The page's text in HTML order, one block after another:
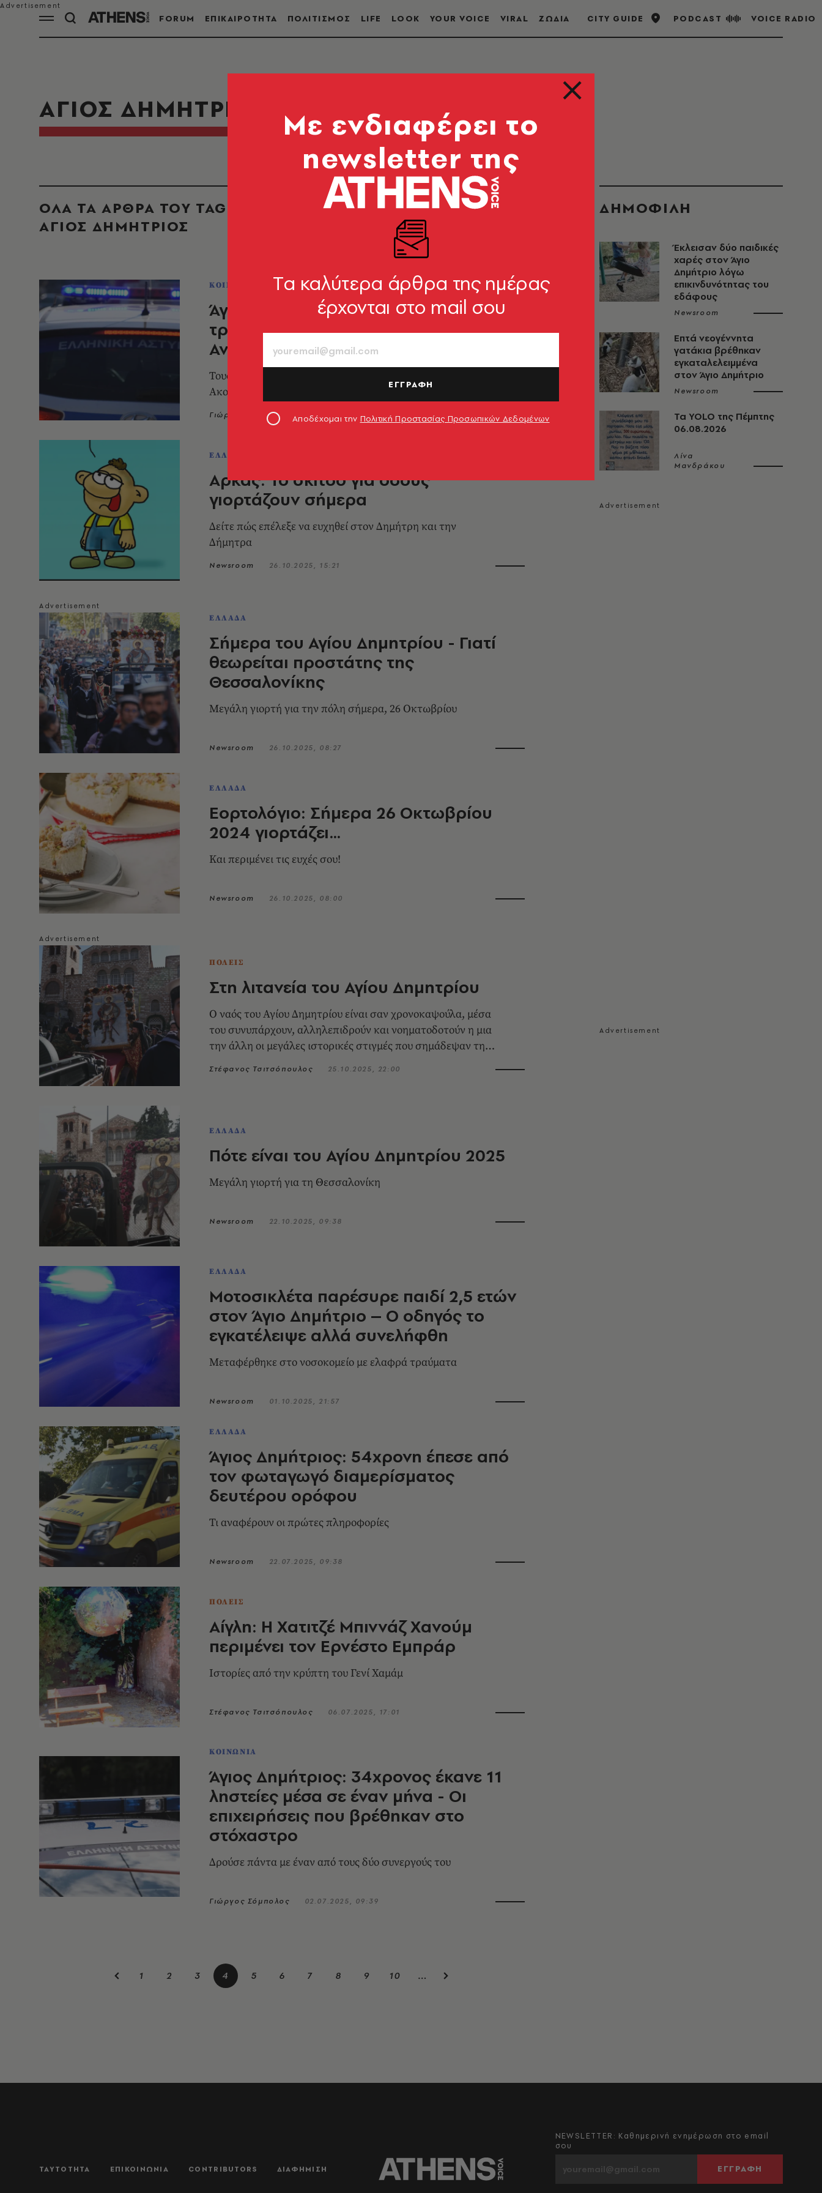
FORUM ΕΠΙΚΑΙΡΟΤΗΤΑ ΠΟΛΙΤΙΣΜΟΣ LIFE LOOK YOUR VOICE VIRAL ΖΩΔΙΑ CITY GUIDE PODCAST VOICE RADIO
ΑΓΙΟΣ ΔΗΜΗΤΡΙΟΣ
ΟΛΑ ΤΑ ΑΡΘΡΑ ΤΟΥ TAG
ΑΓΙΟΣ ΔΗΜΗΤΡΙΟΣ
ΚΟΙΝΩΝΙΑ
Άγιος Δημήτριος: Διαρρήκτες
τραυμάτισαν αστυνομικούς -
Ανθρωποκυνηγητό της ΕΛ.ΑΣ
Τους είχαν εντοπίσει να βγαίνουν από το σπίτι -
Ακολούθησε καταδίωξη
Γιώργος Σόμπολος 13.11.2025, 21:07
ΕΛΛΑΔΑ
Αρκάς: Το σκίτσο για όσους
γιορτάζουν σήμερα
Δείτε πώς επέλεξε να ευχηθεί στον Δημήτρη και την
Δήμητρα
Newsroom 26.10.2025, 15:21
ΕΛΛΑΔΑ
Σήμερα του Αγίου Δημητρίου - Γιατί
θεωρείται προστάτης της
Θεσσαλονίκης
Μεγάλη γιορτή για την πόλη σήμερα, 26 Οκτωβρίου
Newsroom 26.10.2025, 08:27
ΕΛΛΑΔΑ
Εορτολόγιο: Σήμερα 26 Οκτωβρίου
2024 γιορτάζει…
Και περιμένει τις ευχές σου!
Newsroom 26.10.2025, 08:00
ΠΟΛΕΙΣ
Στη λιτανεία του Αγίου Δημητρίου
Ο ναός του Αγίου Δημητρίου είναι σαν χρονοκαψούλα, μέσα
του συνυπάρχουν, αλληλεπιδρούν και νοηματοδοτούν η μια
την άλλη οι μεγάλες ιστορικές στιγμές που σημάδεψαν τη
Στέφανος Τσιτσόπουλος 25.10.2025, 22:00
ΕΛΛΑΔΑ
Πότε είναι του Αγίου Δημητρίου 2025
Μεγάλη γιορτή για τη Θεσσαλονίκη
Newsroom 22.10.2025, 09:38
ΕΛΛΑΔΑ
Μοτοσικλέτα παρέσυρε παιδί 2,5 ετών
στον Άγιο Δημήτριο – Ο οδηγός το
εγκατέλειψε αλλά συνελήφθη
Mεταφέρθηκε στο νοσοκομείο με ελαφρά τραύματα
Newsroom 01.10.2025, 21:57
ΕΛΛΑΔΑ
Άγιος Δημήτριος: 54χρονη έπεσε από
τον φωταγωγό διαμερίσματος
δευτέρου ορόφου
Τι αναφέρουν οι πρώτες πληροφορίες
Newsroom 22.07.2025, 09:38
ΠΟΛΕΙΣ
Αίγλη: Η Χατιτζέ Μπιννάζ Χανούμ
περιμένει τον Ερνέστο Εμπράρ
Ιστορίες από την κρύπτη του Γενί Χαμάμ
Στέφανος Τσιτσόπουλος 06.07.2025, 17:01
ΚΟΙΝΩΝΙΑ
Άγιος Δημήτριος: 34χρονος έκανε 11
ληστείες μέσα σε έναν μήνα - Οι
επιχειρήσεις που βρέθηκαν στο
στόχαστρο
Δρούσε πάντα με έναν από τους δύο συνεργούς του
Γιώργος Σόμπολος 02.07.2025, 09:39
1 2 3 4 5 6 7 8 9 10 …
ΔΗΜΟΦΙΛΗ
Έκλεισαν δύο παιδικές
χαρές στον Άγιο
Δημήτριο λόγω
επικινδυνότητας του
εδάφους
Newsroom
Επτά νεογέννητα
γατάκια βρέθηκαν
εγκαταλελειμμένα
στον Άγιο Δημήτριο
Newsroom
Τα YOLO της Πέμπτης
06.08.2026
Λίνα
Μανδράκου
ΤΑΥΤΟΤΗΤΑ ΕΠΙΚΟΙΝΩΝΙΑ CONTRIBUTORS ΔΙΑΦΗΜΙΣΗ
NEWSLETTER: Καθημερινή ενημέρωση στο email
σου
ΕΓΓΡΑΦΗ
Mε ενδιαφέρει το
newsletter της
Tα καλύτερα άρθρα της ημέρας
έρχονται στο mail σου
ΕΓΓΡΑΦΗ
Αποδέχομαι την Πολιτική Προστασίας Προσωπικών Δεδομένων